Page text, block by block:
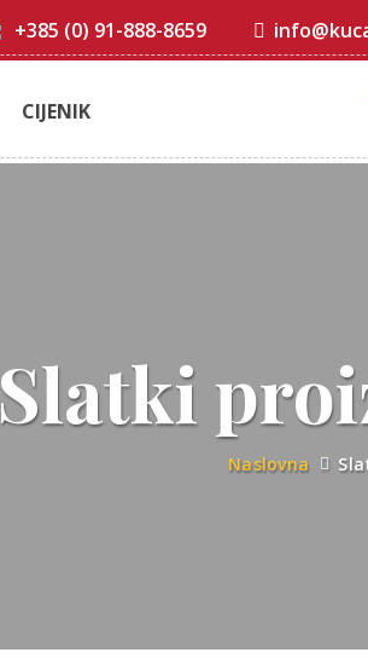
+385 (0) 91-888-8659
CIJENIK
Slatki
Naslovna